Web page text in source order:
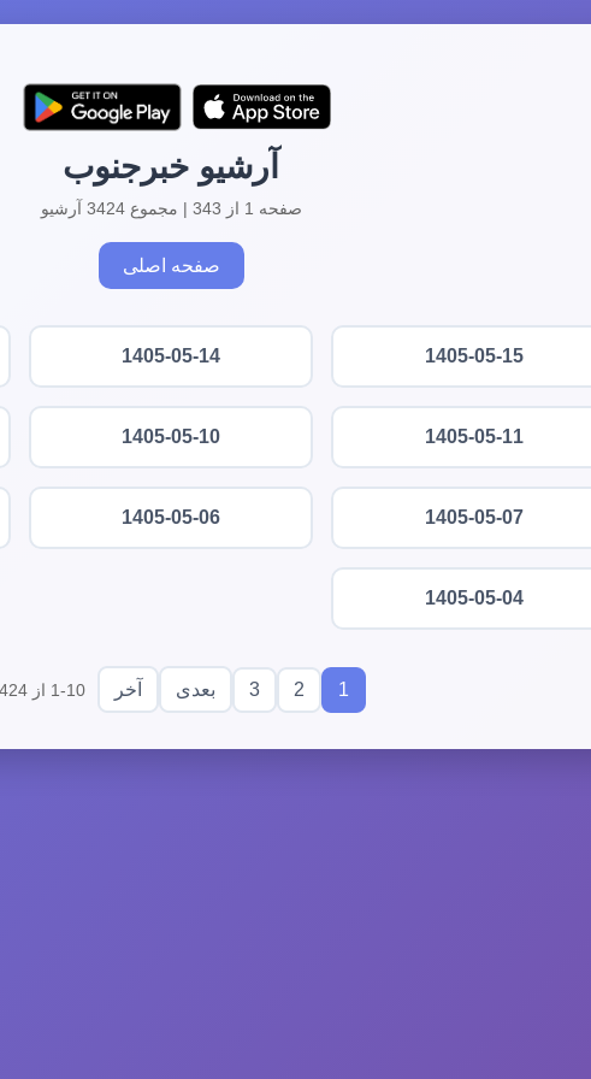
آرشیو خبرجنوب
صفحه 1 از 343 | مجموع 3424 آرشیو
صفحه اصلی
1405-05-15
1405-05-14
1405-05-11
1405-05-10
1405-05-07
1405-05-06
1405-05-04
1
2
3 بعدی آخر 1-10 از 3424